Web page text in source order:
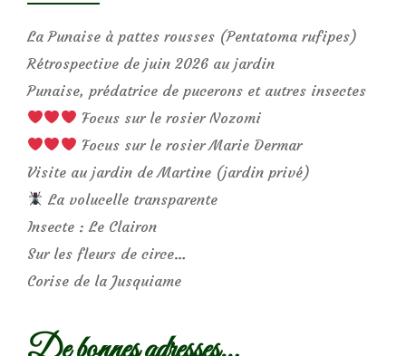
La Punaise à pattes rousses (Pentatoma rufipes)
Rétrospective de juin 2026 au jardin
Punaise, prédatrice de pucerons et autres insectes
Focus sur le rosier Nozomi
Focus sur le rosier Marie Dermar
Visite au jardin de Martine (jardin privé)
La volucelle transparente
Insecte : Le Clairon
Sur les fleurs de circe…
Corise de la Jusquiame